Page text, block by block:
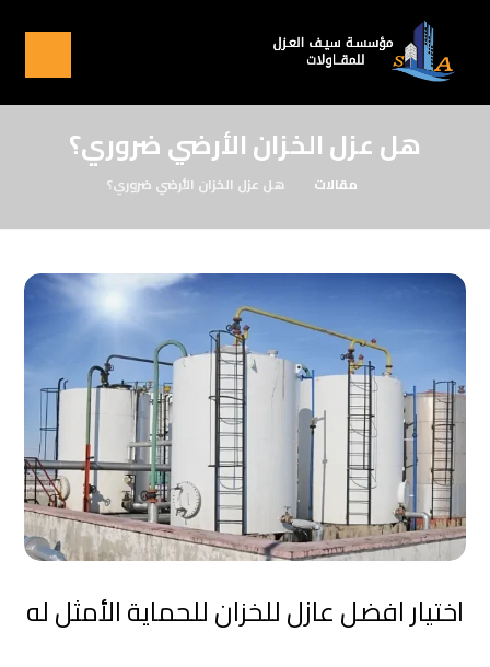
هل عزل الخزان الأرضي ضروري؟
مقالات هل عزل الخزان الأرضي ضروري؟
اختيار افضل عازل للخزان للحماية الأمثل له